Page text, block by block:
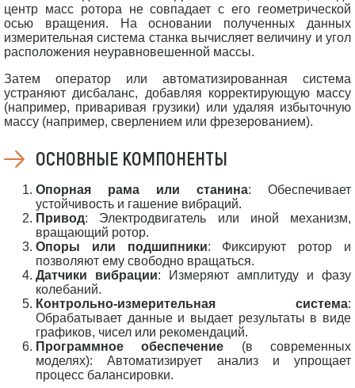
центр масс ротора не совпадает с его геометрической
осью вращения. На основании полученных данных
измерительная система станка вычисляет величину и угол
расположения неуравновешенной массы.
Затем оператор или автоматизированная система
устраняют дисбаланс, добавляя корректирующую массу
(например, приваривая грузики) или удаляя избыточную
массу (например, сверлением или фрезерованием).
ОСНОВНЫЕ КОМПОНЕНТЫ
Опорная рама или станина: Обеспечивает
устойчивость и гашение вибраций.
Привод: Электродвигатель или иной механизм,
вращающий ротор.
Опоры или подшипники: Фиксируют ротор и
позволяют ему свободно вращаться.
Датчики вибрации: Измеряют амплитуду и фазу
колебаний.
Контрольно-измерительная система:
Обрабатывает данные и выдает результаты в виде
графиков, чисел или рекомендаций.
Программное обеспечение (в современных
моделях): Автоматизирует анализ и упрощает
процесс балансировки.